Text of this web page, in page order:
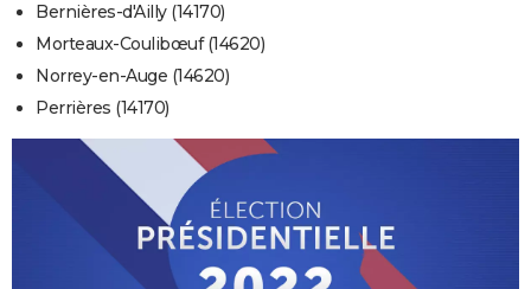
Bernières-d'Ailly (14170)
Morteaux-Coulibœuf (14620)
Norrey-en-Auge (14620)
Perrières (14170)